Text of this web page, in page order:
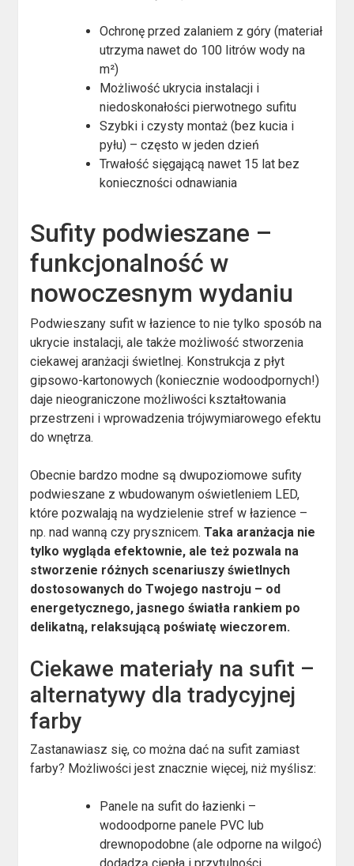
Ochronę przed zalaniem z góry (materiał
utrzyma nawet do 100 litrów wody na
m²)
Możliwość ukrycia instalacji i
niedoskonałości pierwotnego sufitu
Szybki i czysty montaż (bez kucia i
pyłu) – często w jeden dzień
Trwałość sięgającą nawet 15 lat bez
konieczności odnawiania
Sufity podwieszane –
funkcjonalność w
nowoczesnym wydaniu
Podwieszany sufit w łazience to nie tylko sposób na
ukrycie instalacji, ale także możliwość stworzenia
ciekawej aranżacji świetlnej. Konstrukcja z płyt
gipsowo-kartonowych (koniecznie wodoodpornych!)
daje nieograniczone możliwości kształtowania
przestrzeni i wprowadzenia trójwymiarowego efektu
do wnętrza.
Obecnie bardzo modne są dwupoziomowe sufity
podwieszane z wbudowanym oświetleniem LED,
które pozwalają na wydzielenie stref w łazience –
np. nad wanną czy prysznicem.Taka aranżacja nie
tylko wygląda efektownie, ale też pozwala na
stworzenie różnych scenariuszy świetlnych
dostosowanych do Twojego nastroju – od
energetycznego, jasnego światła rankiem po
delikatną, relaksującą poświatę wieczorem.
Ciekawe materiały na sufit –
alternatywy dla tradycyjnej
farby
Zastanawiasz się, co można dać na sufit zamiast
farby? Możliwości jest znacznie więcej, niż myślisz:
Panele na sufit do łazienki –
wodoodporne panele PVC lub
drewnopodobne (ale odporne na wilgoć)